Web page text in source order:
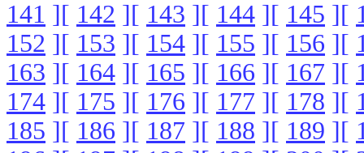
141 ][ 142 ][ 143 ][ 144 ][ 145 ][
152 ][ 153 ][ 154 ][ 155 ][ 156 ][
163 ][ 164 ][ 165 ][ 166 ][ 167 ][
174 ][ 175 ][ 176 ][ 177 ][ 178 ][
185 ][ 186 ][ 187 ][ 188 ][ 189 ][